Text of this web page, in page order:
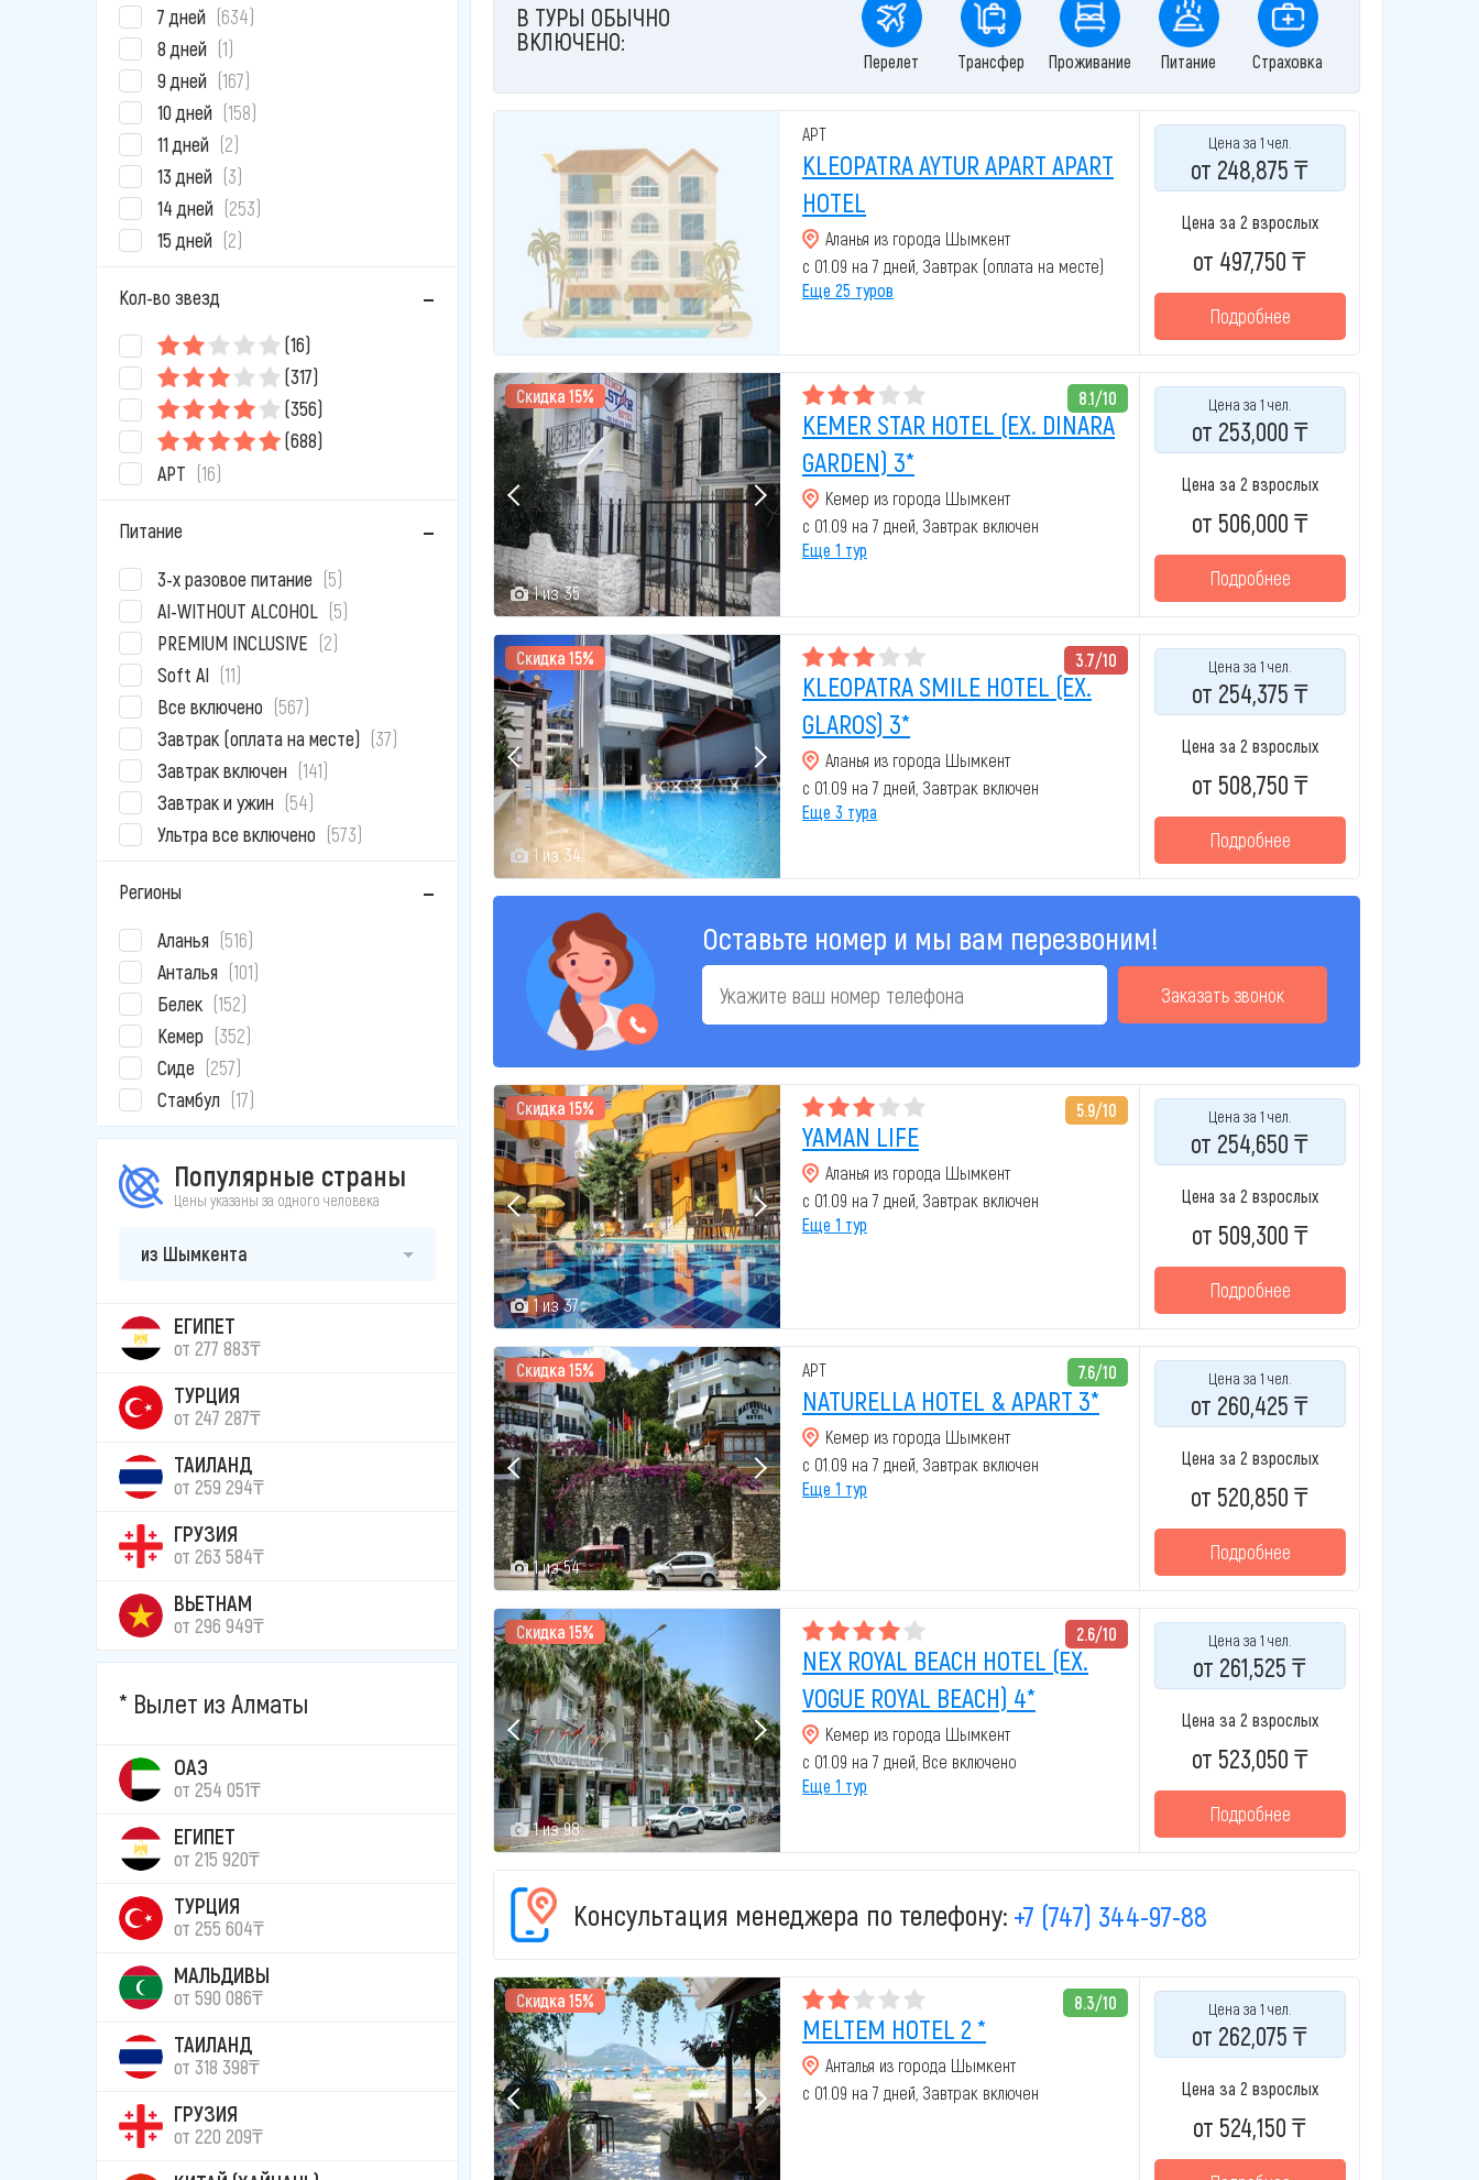
7 дней (634)
8 дней (1)
9 дней (167)
10 дней (158)
11 дней (2)
13 дней (3)
14 дней (253)
15 дней (2)
Кол-во звезд
(16)
(317)
(356)
(688)
APT (16)
Питание
3-х разовое питание (5)
AI-WITHOUT ALCOHOL (5)
PREMIUM INCLUSIVE (2)
Soft AI (11)
Все включено (567)
Завтрак (оплата на месте) (37)
Завтрак включен (141)
Завтрак и ужин (54)
Ультра все включено (573)
Регионы
Аланья (516)
Анталья (101)
Белек (152)
Кемер (352)
Сиде (257)
Стамбул (17)
Популярные страны
Цены указаны за одного человека
из Шымкента
ЕГИПЕТ
от 277 883₸
ТУРЦИЯ
от 247 287₸
ТАИЛАНД
от 259 294₸
ГРУЗИЯ
от 263 584₸
ВЬЕТНАМ
от 296 949₸
Вылет из Алматы
ОАЭ
от 254 051₸
ЕГИПЕТ
от 215 920₸
ТУРЦИЯ
от 255 604₸
МАЛЬДИВЫ
от 590 086₸
ТАИЛАНД
от 318 398₸
ГРУЗИЯ
от 220 209₸
В ТУРЫ ОБЫЧНО
ВКЛЮЧЕНО:
Перелет Трансфер Проживание Питание Страховка
APT
KLEOPATRA AYTUR APART APART
HOTEL
Аланья из города Шымкент
с 01.09 на 7 дней, Завтрак (оплата на месте)
Еще 25 туров
Цена за 1 чел.
от 248,875 ₸
Цена за 2 взрослых
от 497,750 ₸
Подробнее
Скидка 15%
1 из 35
8.1/10
KEMER STAR HOTEL (EX. DINARA
GARDEN) 3*
Кемер из города Шымкент
с 01.09 на 7 дней, Завтрак включен
Еще 1 тур
Цена за 1 чел.
от 253,000 ₸
Цена за 2 взрослых
от 506,000 ₸
Подробнее
Скидка 15%
1 из 34
3.7/10
KLEOPATRA SMILE HOTEL (EX.
GLAROS) 3*
Аланья из города Шымкент
с 01.09 на 7 дней, Завтрак включен
Еще 3 тура
Цена за 1 чел.
от 254,375 ₸
Цена за 2 взрослых
от 508,750 ₸
Подробнее
Оставьте номер и мы вам перезвоним!
Заказать звонок
Скидка 15%
1 из 37
5.9/10
YAMAN LIFE
Аланья из города Шымкент
с 01.09 на 7 дней, Завтрак включен
Еще 1 тур
Цена за 1 чел.
от 254,650 ₸
Цена за 2 взрослых
от 509,300 ₸
Подробнее
Скидка 15%
1 из 54
7.6/10
APT
NATURELLA HOTEL & APART 3*
Кемер из города Шымкент
с 01.09 на 7 дней, Завтрак включен
Еще 1 тур
Цена за 1 чел.
от 260,425 ₸
Цена за 2 взрослых
от 520,850 ₸
Подробнее
Скидка 15%
1 из 98
2.6/10
NEX ROYAL BEACH HOTEL (EX.
VOGUE ROYAL BEACH) 4*
Кемер из города Шымкент
с 01.09 на 7 дней, Все включено
Еще 1 тур
Цена за 1 чел.
от 261,525 ₸
Цена за 2 взрослых
от 523,050 ₸
Подробнее
Консультация менеджера по телефону: +7 (747) 344-97-88
Скидка 15% 8.3/10
MELTEM HOTEL 2 *
Анталья из города Шымкент
с 01.09 на 7 дней, Завтрак включен
Цена за 1 чел.
от 262,075 ₸
Цена за 2 взрослых
от 524,150 ₸